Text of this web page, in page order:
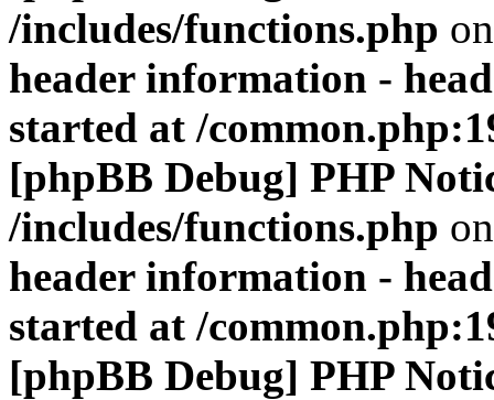
/includes/functions.php
header information -
started at /
[phpBB Debug] PHP
/includes/functions.php
header information -
started at /
[phpBB Debug] PHP